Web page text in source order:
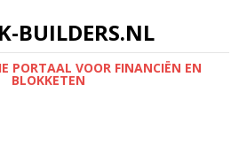
BUILDERS.NL
PORTAAL VOOR FINANCIËN EN
BLOKKETEN